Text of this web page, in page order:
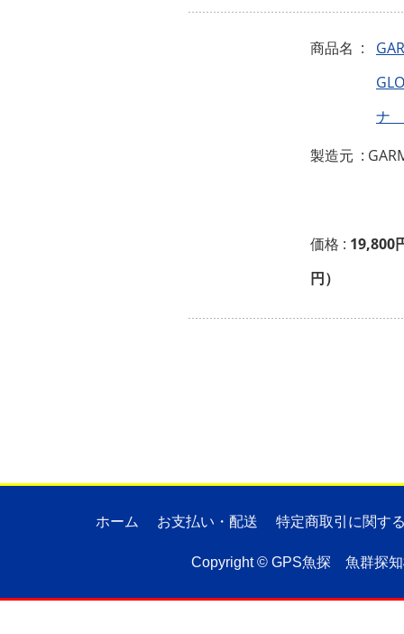
商品名 :
ナ
製造元 :
価格 : 19,800
円）
ホーム お支払い・配送 特定商取引に関す
Copyright © GPS魚探 魚群探